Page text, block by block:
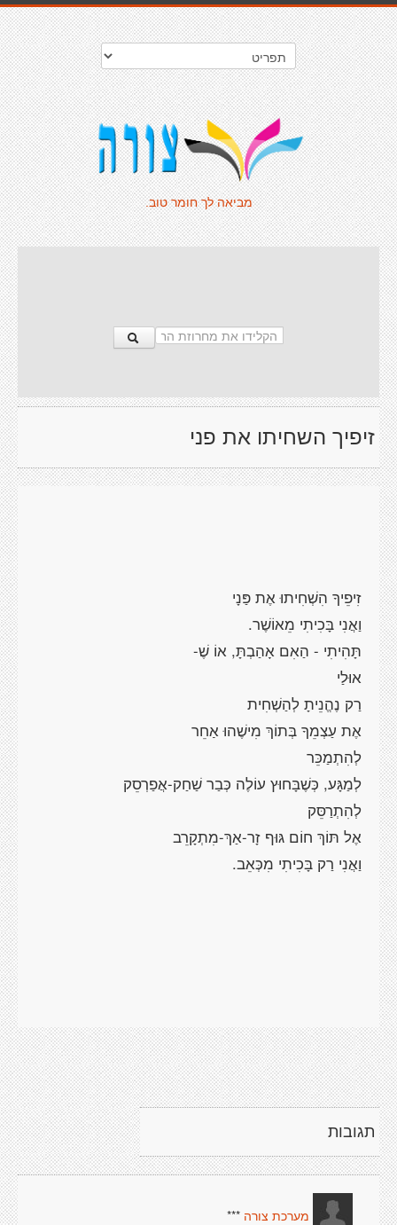
מביאה לך חומר טוב.
זיפיך השחיתו את פני
תגובות
מערכת צורה ***